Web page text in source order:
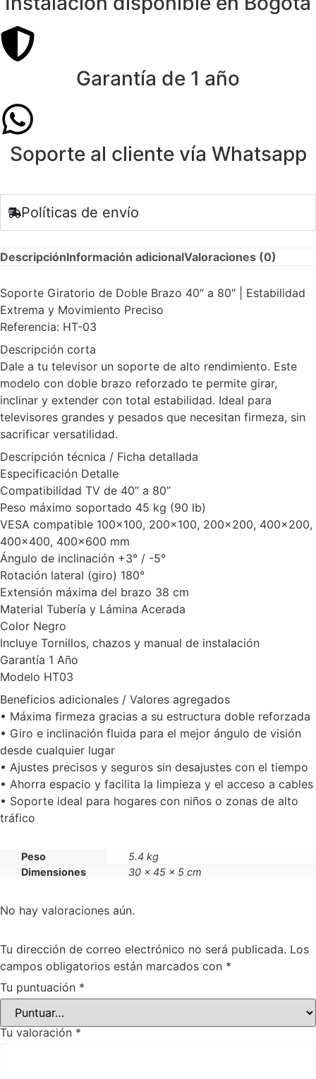
Garantía de 1 año
Soporte al cliente vía Whatsapp
Políticas de envío
DescripciónInformación adicionalValoraciones (0)
Soporte Giratorio de Doble Brazo 40″ a 80″ | Estabilidad
Extrema y Movimiento Preciso
Referencia: HT-03
Descripción corta
Dale a tu televisor un soporte de alto rendimiento. Este
modelo con doble brazo reforzado te permite girar,
inclinar y extender con total estabilidad. Ideal para
televisores grandes y pesados que necesitan firmeza, sin
sacrificar versatilidad.
Descripción técnica / Ficha detallada
Especificación Detalle
Compatibilidad TV de 40” a 80”
Peso máximo soportado 45 kg (90 lb)
VESA compatible 100×100, 200×100, 200×200, 400×200,
400×400, 400×600 mm
Ángulo de inclinación +3° / -5°
Rotación lateral (giro) 180°
Extensión máxima del brazo 38 cm
Material Tubería y Lámina Acerada
Color Negro
Incluye Tornillos, chazos y manual de instalación
Garantía 1 Año
Modelo HT03
Beneficios adicionales / Valores agregados
• Máxima firmeza gracias a su estructura doble reforzada
• Giro e inclinación fluida para el mejor ángulo de visión
desde cualquier lugar
• Ajustes precisos y seguros sin desajustes con el tiempo
• Ahorra espacio y facilita la limpieza y el acceso a cables
• Soporte ideal para hogares con niños o zonas de alto
tráfico
Peso
5.4 kg
Dimensiones
30 × 45 × 5 cm
No hay valoraciones aún.
Tu dirección de correo electrónico no será publicada. Los
campos obligatorios están marcados con *
Tu puntuación *
Tu valoración *